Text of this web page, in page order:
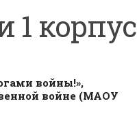
1 корпус
войны!»,
войне (МАОУ